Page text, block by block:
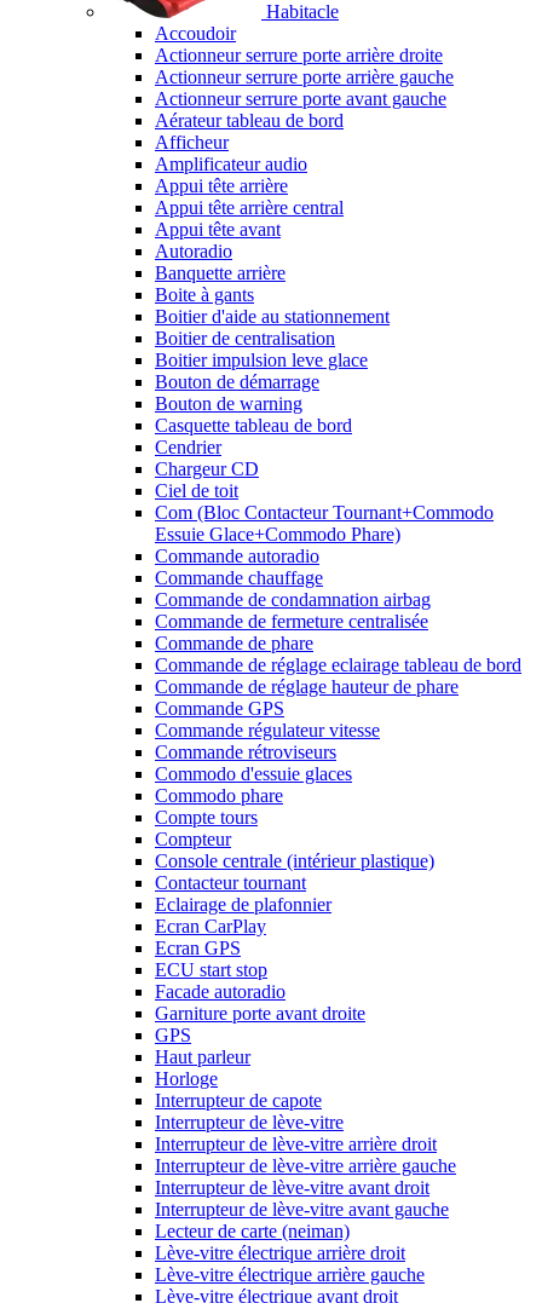
Habitacle
Accoudoir
Actionneur serrure porte arrière droite
Actionneur serrure porte arrière gauche
Actionneur serrure porte avant gauche
Aérateur tableau de bord
Afficheur
Amplificateur audio
Appui tête arrière
Appui tête arrière central
Appui tête avant
Autoradio
Banquette arrière
Boite à gants
Boitier d'aide au stationnement
Boitier de centralisation
Boitier impulsion leve glace
Bouton de démarrage
Bouton de warning
Casquette tableau de bord
Cendrier
Chargeur CD
Ciel de toit
Com (Bloc Contacteur Tournant+Commodo
Essuie Glace+Commodo Phare)
Commande autoradio
Commande chauffage
Commande de condamnation airbag
Commande de fermeture centralisée
Commande de phare
Commande de réglage eclairage tableau de bord
Commande de réglage hauteur de phare
Commande GPS
Commande régulateur vitesse
Commande rétroviseurs
Commodo d'essuie glaces
Commodo phare
Compte tours
Compteur
Console centrale (intérieur plastique)
Contacteur tournant
Eclairage de plafonnier
Ecran CarPlay
Ecran GPS
ECU start stop
Facade autoradio
Garniture porte avant droite
GPS
Haut parleur
Horloge
Interrupteur de capote
Interrupteur de lève-vitre
Interrupteur de lève-vitre arrière droit
Interrupteur de lève-vitre arrière gauche
Interrupteur de lève-vitre avant droit
Interrupteur de lève-vitre avant gauche
Lecteur de carte (neiman)
Lève-vitre électrique arrière droit
Lève-vitre électrique arrière gauche
Lève-vitre électrique avant droit